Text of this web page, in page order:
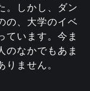
。しかし、ダン
の、大学のイベ
ています。今ま
のなかでもあま
ません。